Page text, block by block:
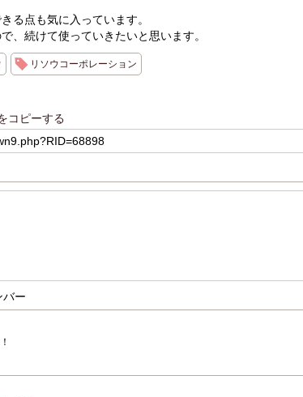
る点も気に入っています。
、続けて使っていきたいと思います。
リソウコーポレーション
コピーする
バー